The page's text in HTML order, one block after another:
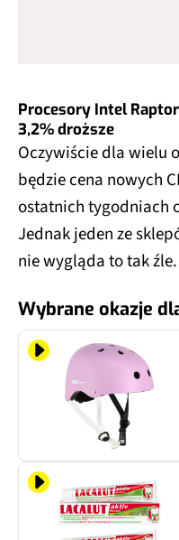
Procesory Intel
3,2% droższe
Oczywiście dla wielu
będzie cena nowych
ostatnich tygodniach
Jednak jeden ze
nie wygląda to tak źle.
Wybrane okazje